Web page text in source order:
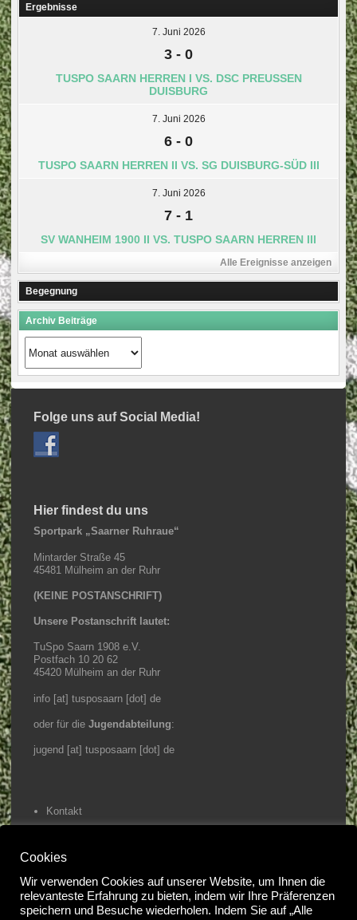
Ergebnisse
7. Juni 2026
3 - 0
TUSPO SAARN HERREN I VS. DSC PREUSSEN D
UISBURG
7. Juni 2026
6 - 0
TUSPO SAARN HERREN II VS. SG DUISBURG-SÜD III
7. Juni 2026
7 - 1
SV WANHEIM 1900 II VS. TUSPO SAARN HERREN III
Alle Ereignisse anzeigen
Begegnung
Archiv Beiträge
Archiv
Beiträge
Folge uns auf Social Media!
Hier findest du uns
Sportpark „Saarner Ruhraue“
Mintarder Straße 45
45481 Mülheim an der Ruhr
(KEINE POSTANSCHRIFT)
Unsere Postanschrift lautet:
TuSpo Saarn 1908 e.V.
Postfach 10 20 62
45420 Mülheim an der Ruhr
info [at] tusposaarn [dot] de
oder für die Jugendabteilung:
jugend [at] tusposaarn [dot] de
Kontakt
Home
@2023 Tuspo Saarn e.V.
Cookies
Wir verwenden Cookies auf unserer Website, um Ihnen die
relevanteste Erfahrung zu bieten, indem wir Ihre Präferenzen
speichern und Besuche wiederholen. Indem Sie auf „Alle